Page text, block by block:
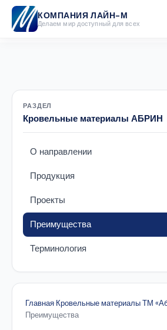
КОМПАНИЯ ЛАЙН-М
Делаем мир доступный для всех
РАЗДЕЛ
Кровельные материалы АБРИН
О направлении
Продукция
Проекты
Преимущества
Терминология
Главная·Кровельные материалы ТМ
Преимущества